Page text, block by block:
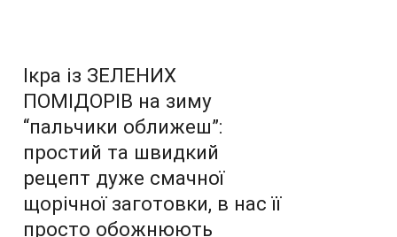
Ікра із ЗЕЛЕНИХ
ПОМІДОРІВ на зиму
“пальчики оближеш”:
простий та швидкий
рецепт дуже смачної
щорічної заготовки, в нас її
просто обожнюють